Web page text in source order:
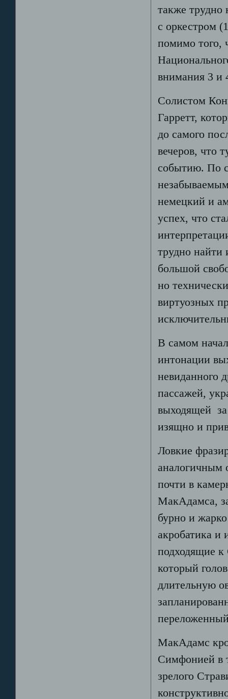
также
с оркестром
помимо того,
внимания 3 и
Солистом
Гарретт,
до самого
вечеров, что
событию. По
немецкий и
успех, что
трудно найти
большой
но
виртуозных
В самом
интонации
невиданного
пассажей,
выходящей
изящно и
Ловкие
аналогичным
почти в
МакАдамса,
бурно и
акробатика и
подходящие
который
длительную
МакАдамс
Симфонией в
зрелого